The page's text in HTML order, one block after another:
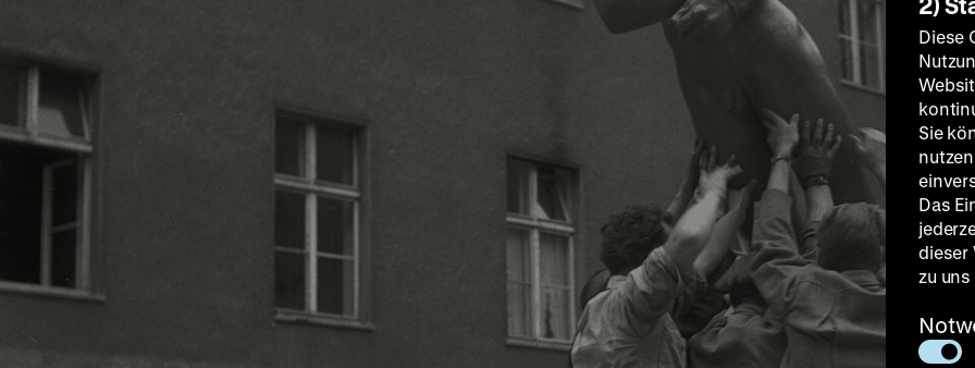
Diese
Sie
Das
dieser
zu uns